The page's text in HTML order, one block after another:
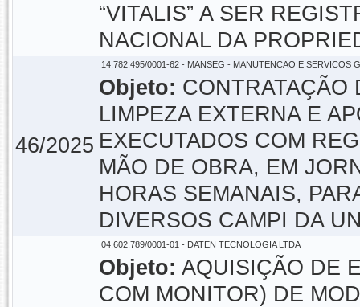
“VITALIS” A SER
NACIONAL DA
46/2025
14.782.495/0001-62 - MANSEG - MANUTENCAO E SERVICOS
Objeto: CONTRATAÇÃO
LIMPEZA EXTERNA E
EXECUTADOS COM
MÃO DE OBRA, EM
HORAS SEMANAIS,
DIVERSOS CAMPI DA
04.602.789/0001-01 - DATEN TECNOLOGIA LTDA
Objeto: AQUISIÇÃO DE
COM MONITOR) DE